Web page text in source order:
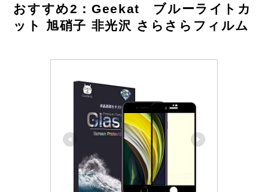
おすすめ2：Geekat ブルーライトカ
ット 旭硝子 非光沢 さらさらフィルム